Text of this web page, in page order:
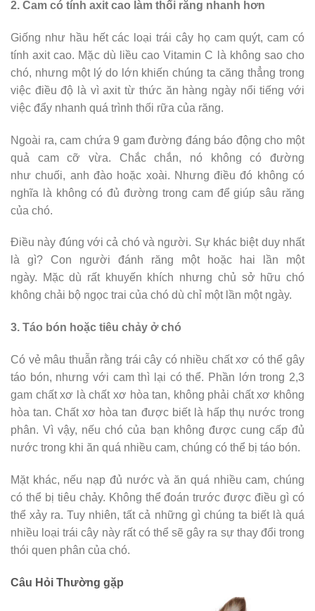
2. Cam có tính axit cao làm thối răng nhanh hơn
Giống như hầu hết các loại trái cây họ cam quýt, cam có
tính axit cao. Mặc dù liều cao Vitamin C là không sao cho
chó, nhưng một lý do lớn khiến chúng ta căng thẳng trong
việc điều độ là vì axit từ thức ăn hàng ngày nổi tiếng với
việc đẩy nhanh quá trình thối rữa của răng.
Ngoài ra, cam chứa 9 gam đường đáng báo động cho một
quả cam cỡ vừa. Chắc chắn, nó không có đường
như chuối, anh đào hoặc xoài. Nhưng điều đó không có
nghĩa là không có đủ đường trong cam để giúp sâu răng
của chó.
Điều này đúng với cả chó và người. Sự khác biệt duy nhất
là gì? Con người đánh răng một hoặc hai lần một
ngày. Mặc dù rất khuyến khích nhưng chủ sở hữu chó
không chải bộ ngọc trai của chó dù chỉ một lần một ngày.
3. Táo bón hoặc tiêu chảy ở chó
Có vẻ mâu thuẫn rằng trái cây có nhiều chất xơ có thể gây
táo bón, nhưng với cam thì lại có thể. Phần lớn trong 2,3
gam chất xơ là chất xơ hòa tan, không phải chất xơ không
hòa tan. Chất xơ hòa tan được biết là hấp thụ nước trong
phân. Vì vậy, nếu chó của bạn không được cung cấp đủ
nước trong khi ăn quá nhiều cam, chúng có thể bị táo bón.
Mặt khác, nếu nạp đủ nước và ăn quá nhiều cam, chúng
có thể bị tiêu chảy. Không thể đoán trước được điều gì có
thể xảy ra. Tuy nhiên, tất cả những gì chúng ta biết là quá
nhiều loại trái cây này rất có thể sẽ gây ra sự thay đổi trong
thói quen phân của chó.
Câu Hỏi Thường gặp